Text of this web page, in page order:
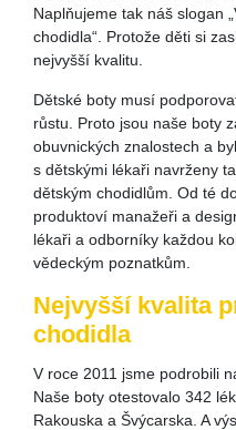
Naplňujeme tak náš slogan
chodidla“. Protože děti si
nejvyšší kvalitu.
Dětské boty musí
růstu. Proto jsou naše boty
obuvnických znalostech a
s dětskými lékaři navrženy
dětským chodidlům. Od té
produktoví manažeři a
lékaři a odborníky každou
vědeckým poznatkům.
Nejvyšší kvalita
chodidla
V roce 2011 jsme podrobili
Naše boty otestovalo 342
Rakouska a Švýcarska. A